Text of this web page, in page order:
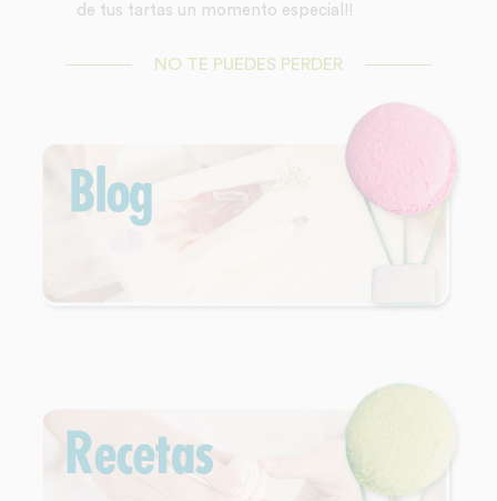
de tus tartas un momento especial!!
NO TE PUEDES PERDER